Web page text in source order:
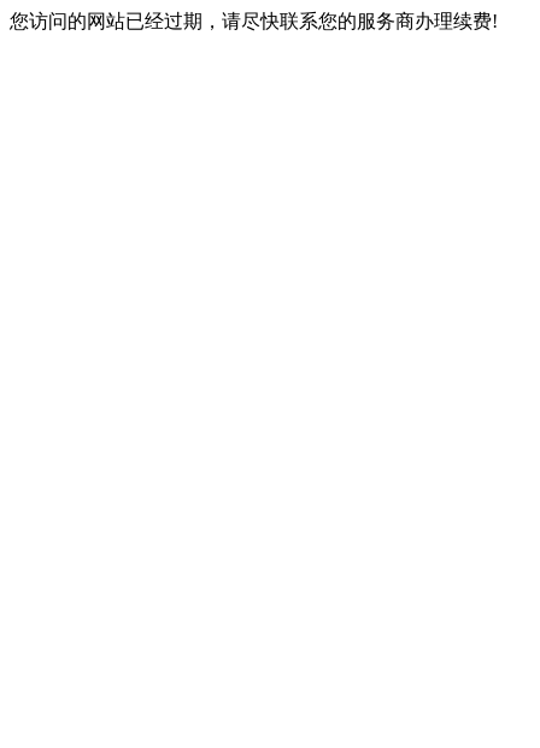
您访问的网站已经过期，请尽快联系您的服务商办理续费!